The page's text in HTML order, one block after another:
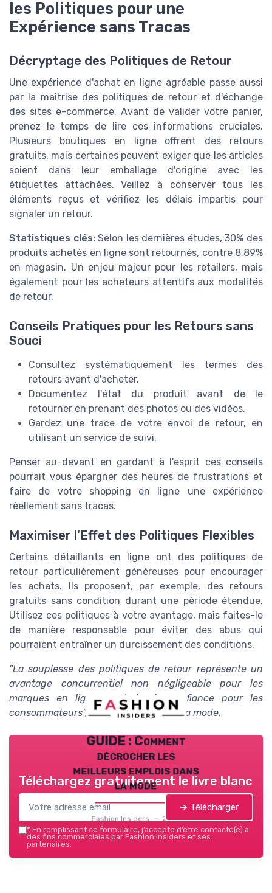
les Politiques pour une
Expérience sans Tracas
Décryptage des Politiques de Retour
Une expérience d'achat en ligne agréable passe aussi
par la maîtrise des politiques de retour et d'échange
des sites e-commerce. Avant de valider votre panier,
prenez le temps de lire ces informations cruciales.
Plusieurs boutiques en ligne offrent des retours
gratuits, mais certaines peuvent exiger que les articles
soient dans leur emballage d'origine avec les
étiquettes attachées. Veillez à conserver tous les
éléments reçus et vérifiez les délais impartis pour
signaler un retour.
Statistiques clés:Selon les dernières études, 30% des
produits achetés en ligne sont retournés, contre 8.89%
en magasin. Un enjeu majeur pour les retailers, mais
également pour les acheteurs attentifs aux modalités
de retour.
Conseils Pratiques pour les Retours sans
Souci
Consultez systématiquement les termes des
retours avant d'acheter.
Documentez l'état du produit avant de le
retourner en prenant des photos ou des vidéos.
Gardez une trace de votre envoi de retour, en
utilisant un service de suivi.
Penser au-devant en gardant à l'esprit ces conseils
pourrait vous épargner des heures de frustrations et
faire de votre shopping en ligne une expérience
réellement sans tracas.
Maximiser l'Effet des Politiques Flexibles
Certains détaillants en ligne ont des politiques de
retour particulièrement généreuses pour encourager
les achats. Ils proposent, par exemple, des retours
gratuits sans condition durant une période étendue.
Utilisez ces politiques à votre avantage, mais faites-le
de manière responsable pour éviter des abus qui
pourraient entraîner un durcissement des conditions.
"La souplesse des politiques de retour représente un
avantage concurrentiel non négligeable pour les
marques en ligne symbole de confiance pour les
consommateurs", selon les experts de la mode.
GUIDE : Comment
décrocher les
meilleurs emplois dans
la mode
Fashion Insiders — 2026
Téléchargez gratuitement le livre blanc
➔ Télécharger
* En remplissant ce formulaire, j’accepte d’être contacté(e) à
des fins commerciales par Fashion Insiders et ses
partenaires.